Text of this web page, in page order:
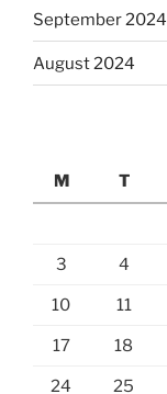
September 2024
August 2024
M
T
3 4
10 11
17 18
24 25